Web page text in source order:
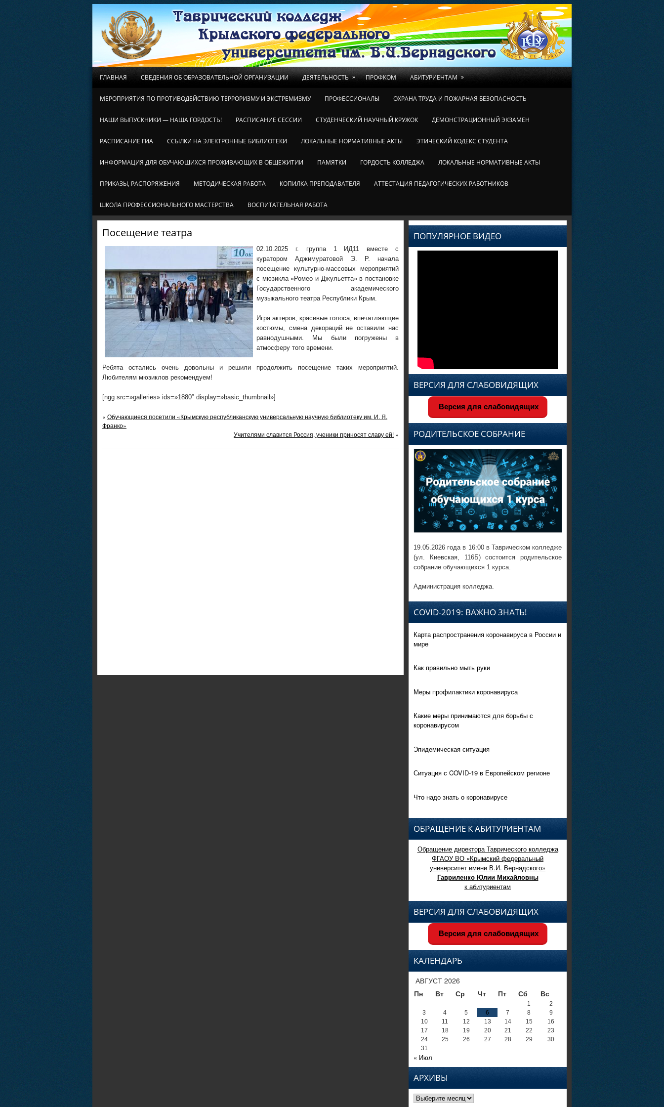
ГЛАВНАЯ СВЕДЕНИЯ ОБ ОБРАЗОВАТЕЛЬНОЙ ОРГАНИЗАЦИИ ДЕЯТЕЛЬНОСТЬ » ПРОФКОМ АБИТУРИЕНТАМ »
МЕРОПРИЯТИЯ ПО ПРОТИВОДЕЙСТВИЮ ТЕРРОРИЗМУ И ЭКСТРЕМИЗМУ ПРОФЕССИОНАЛЫ ОХРАНА ТРУДА И ПОЖАРНАЯ БЕЗОПАСНОСТЬ
НАШИ ВЫПУСКНИКИ — НАША ГОРДОСТЬ! РАСПИСАНИЕ СЕССИИ СТУДЕНЧЕСКИЙ НАУЧНЫЙ КРУЖОК ДЕМОНСТРАЦИОННЫЙ ЭКЗАМЕН
РАСПИСАНИЕ ГИА ССЫЛКИ НА ЭЛЕКТРОННЫЕ БИБЛИОТЕКИ ЛОКАЛЬНЫЕ НОРМАТИВНЫЕ АКТЫ ЭТИЧЕСКИЙ КОДЕКС СТУДЕНТА
ИНФОРМАЦИЯ ДЛЯ ОБУЧАЮЩИХСЯ ПРОЖИВАЮЩИХ В ОБЩЕЖИТИИ ПАМЯТКИ ГОРДОСТЬ КОЛЛЕДЖА ЛОКАЛЬНЫЕ НОРМАТИВНЫЕ АКТЫ
ПРИКАЗЫ, РАСПОРЯЖЕНИЯ МЕТОДИЧЕСКАЯ РАБОТА КОПИЛКА ПРЕПОДАВАТЕЛЯ АТТЕСТАЦИЯ ПЕДАГОГИЧЕСКИХ РАБОТНИКОВ
ШКОЛА ПРОФЕССИОНАЛЬНОГО МАСТЕРСТВА ВОСПИТАТЕЛЬНАЯ РАБОТА
Посещение театра
02.10.2025 г. группа 1 ИД11 вместе с
куратором Аджимуратовой Э. Р. начала
посещение культурно-массовых мероприятий
с мюзикла «Ромео и Джульетта» в постановке
Государственного академического
музыкального театра Республики Крым.
Игра актеров, красивые голоса, впечатляющие
костюмы, смена декораций не оставили нас
равнодушными. Мы были погружены в
атмосферу того времени.
Ребята остались очень довольны и решили продолжить посещение таких мероприятий.
Любителям мюзиклов рекомендуем!
[ngg src=»galleries» ids=»1880″ display=»basic_thumbnail»]
« Обучающиеся посетили «Крымскую республиканскую универсальную научную библиотеку им. И. Я.
Франко»
Учителями славится Россия, ученики приносят славу ей! »
ПОПУЛЯРНОЕ ВИДЕО
ВЕРСИЯ ДЛЯ СЛАБОВИДЯЩИХ
Версия для слабовидящих
РОДИТЕЛЬСКОЕ СОБРАНИЕ
19.05.2026 года в 16:00 в Таврическом колледже
(ул. Киевская, 116Б) состоится родительское
собрание обучающихся 1 курса.
Администрация колледжа.
COVID-2019: ВАЖНО ЗНАТЬ!
Карта распространения коронавируса в России и
мире
Как правильно мыть руки
Меры профилактики коронавируса
Какие меры принимаются для борьбы с
коронавирусом
Эпидемическая ситуация
Ситуация с COVID-19 в Европейском регионе
Что надо знать о коронавирусе
ОБРАЩЕНИЕ К АБИТУРИЕНТАМ
Обращение директора Таврического колледжа
ФГАОУ ВО «Крымский федеральный
университет имени В.И. Вернадского»
Гавриленко Юлии Михайловны
к абитуриентам
ВЕРСИЯ ДЛЯ СЛАБОВИДЯЩИХ
Версия для слабовидящих
КАЛЕНДАРЬ
АВГУСТ 2026
Пн
Вт Ср Чт Пт Сб Вс
1
2
3
4 5 6 7 8
9
10
11 12 13 14 15
16
17
18 19 20 21 22
23
24
25 26 27 28 29
30
31
« Июл
АРХИВЫ
Архивы